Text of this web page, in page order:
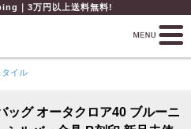
｜3万円以上送料無料!
イル
ッグ オータクロア40 ブルーニ